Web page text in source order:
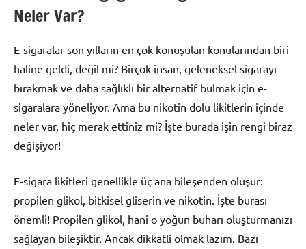
Neler Var?
E-sigaralar son yılların en çok konuşulan konularından biri
haline geldi, değil mi? Birçok insan, geleneksel sigarayı
bırakmak ve daha sağlıklı bir alternatif bulmak için e-
sigaralara yöneliyor. Ama bu nikotin dolu likitlerin içinde
neler var, hiç merak ettiniz mi? İşte burada işin rengi biraz
değişiyor!
E-sigara likitleri genellikle üç ana bileşenden oluşur:
propilen glikol, bitkisel gliserin ve nikotin. İşte burası
önemli! Propilen glikol, hani o yoğun buharı oluşturmanızı
sağlayan bileşiktir. Ancak dikkatli olmak lazım. Bazı